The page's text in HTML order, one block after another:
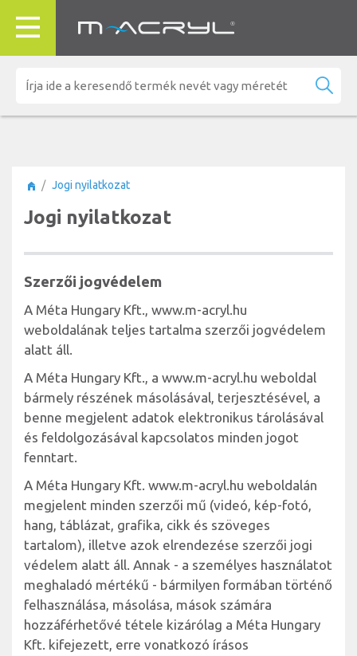
Jogi nyilatkozat
Jogi nyilatkozat
Szerzői jogvédelem
A Méta Hungary Kft., www.m-acryl.hu
weboldalának teljes tartalma szerzői jogvédelem
alatt áll.
A Méta Hungary Kft., a www.m-acryl.hu weboldal
bármely részének másolásával, terjesztésével, a
benne megjelent adatok elektronikus tárolásával
és feldolgozásával kapcsolatos minden jogot
fenntart.
A Méta Hungary Kft. www.m-acryl.hu weboldalán
megjelent minden szerzői mű (videó, kép-fotó,
hang, táblázat, grafika, cikk és szöveges
tartalom), illetve azok elrendezése szerzői jogi
védelem alatt áll. Annak - a személyes használatot
meghaladó mértékű - bármilyen formában történő
felhasználása, másolása, mások számára
hozzáférhetővé tétele kizárólag a Méta Hungary
Kft. kifejezett, erre vonatkozó írásos